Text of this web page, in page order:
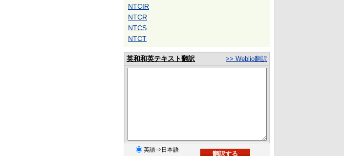
NTCIR
NTCR
NTCS
NTCT
英和和英テキスト翻訳 >> Weblio翻訳
英語⇒日本語